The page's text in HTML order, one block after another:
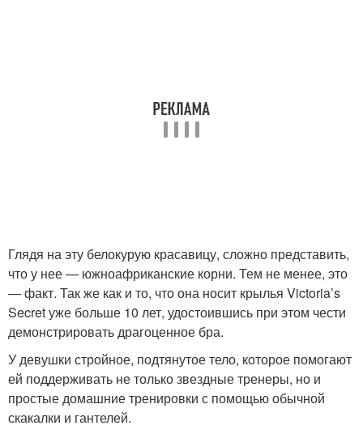
Глядя на эту белокурую красавицу, сложно представить,
что у нее — южноафриканские корни. Тем не менее, это
— факт. Так же как и то, что она носит крылья Victoria’s
Secret уже больше 10 лет, удостоившись при этом чести
демонстрировать драгоценное бра.
У девушки стройное, подтянутое тело, которое помогают
ей поддерживать не только звездные тренеры, но и
простые домашние тренировки с помощью обычной
скакалки и гантелей.